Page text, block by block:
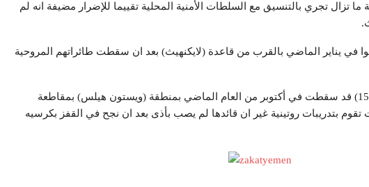
تزال تجري بالتنسيق مع السلطات الأمنية المحلية تقييما للإضرار مضيفة انه لم
في يناير الماضي بالقرب من قاعدة (لايكنهيث) بعد ان سقطت طائراتهم المروحية
وكانت مقاتلة أمريكية من طراز (اف 15) قد سقطت في أكتوبر من العام الماضي بمنطقة (ويستون هيلس) بمقاطعة
تقوم بتدريبات روتينية غير ان قائدها لم يصب بأذى بعد ان نجح في القفز بكرسيه